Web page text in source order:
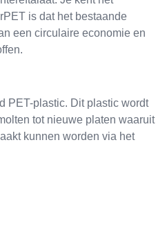
is dat het bestaande
een circulaire economie en
PET-plastic. Dit plastic wordt
tot nieuwe platen waaruit
kunnen worden via het